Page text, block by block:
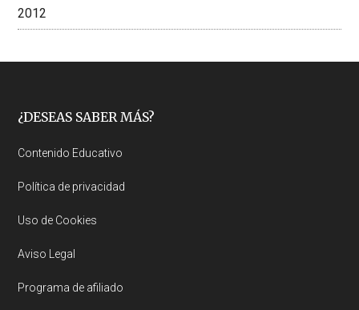
2012
Footer
¿DESEAS SABER MÁS?
Contenido Educativo
Política de privacidad
Uso de Cookies
Aviso Legal
Programa de afiliado